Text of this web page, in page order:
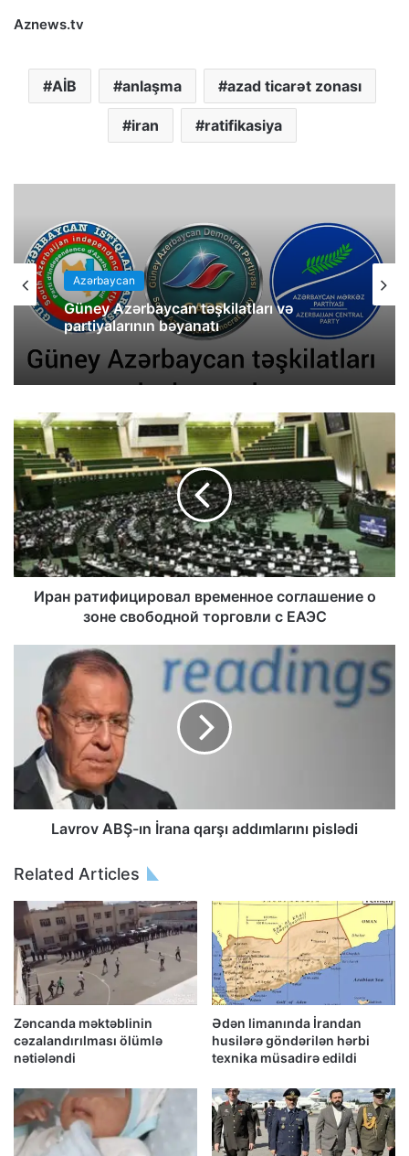
Aznews.tv
AİB anlaşma azad ticarət zonası
iran ratifikasiya
Azərbaycan
Güney Azərbaycan təşkilatları və
partiyalarının bəyanatı
Иран ратифицировал временное соглашение о
зоне свободной торговли с ЕАЭС
Lavrov ABŞ-ın İrana qarşı addımlarını pislədi
Related Articles
Zəncanda məktəblinin
cəzalandırılması ölümlə
nətiələndi
Ədən limanında İrandan
husilərə göndərilən hərbi
texnika müsadirə edildi